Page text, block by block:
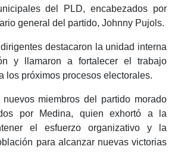
del PLD, encabezados por
general del partido, Johnny Pujols.
destacaron la unidad interna
y llamaron a fortalecer el trabajo
los próximos procesos electorales.
miembros del partido morado
por Medina, quien exhortó a la
el esfuerzo organizativo y la
para alcanzar nuevas victorias